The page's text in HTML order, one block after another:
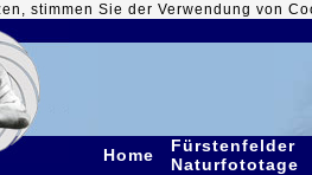
stimmen Sie der Verwendung von
Home
Fürstenfelder
Naturfototage